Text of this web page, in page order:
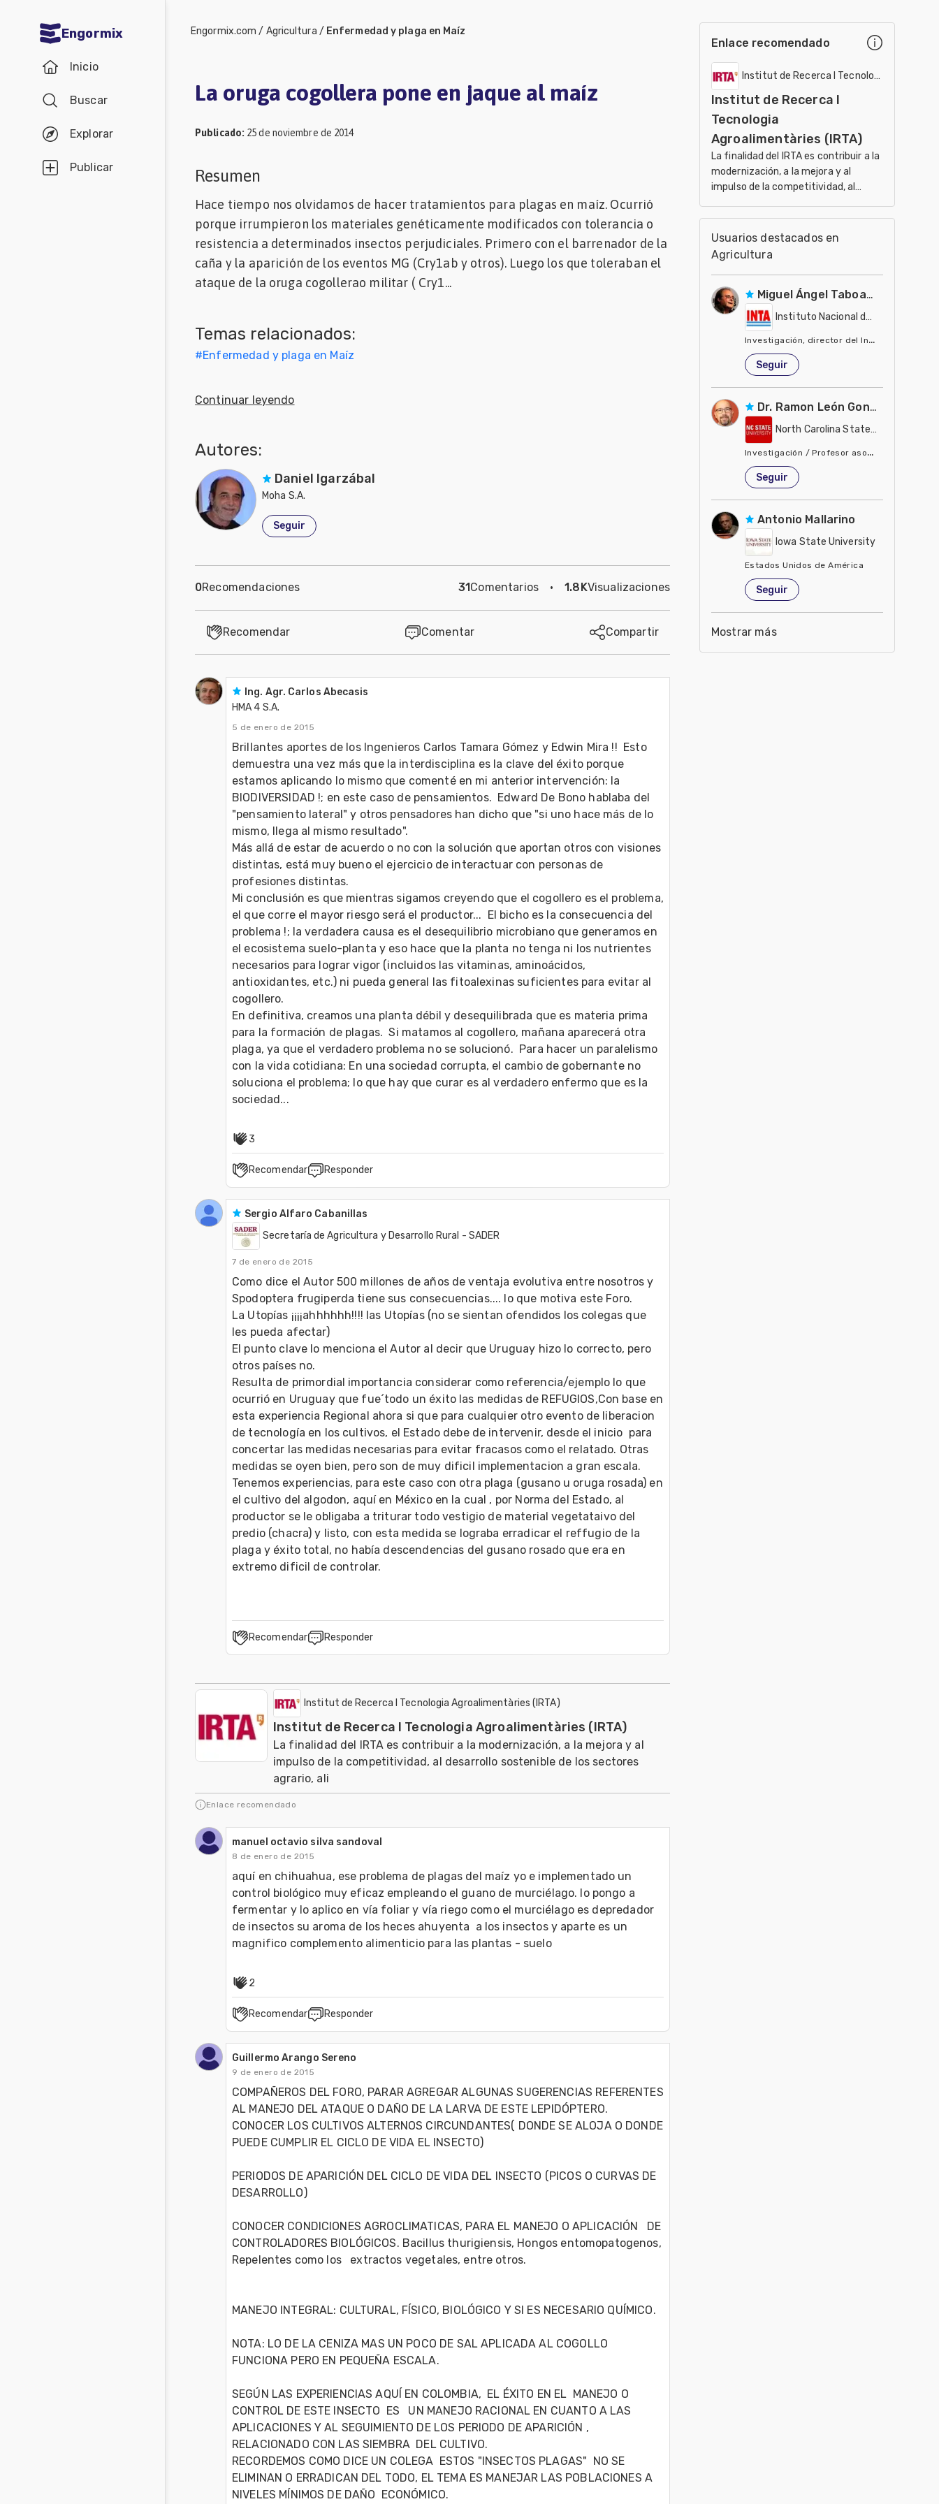
Engormix
Inicio
Buscar
Explorar
Publicar
Agricultura
Balanceados
Avicultura
Ganadería
Micotoxinas
Mascotas
Engormix.com / Agricultura / Enfermedad y plaga en Maíz
La oruga cogollera pone en jaque al maíz
Publicado: 25 de noviembre de 2014
Resumen
Hace tiempo nos olvidamos de hacer tratamientos para plagas en maíz. Ocurrió
porque irrumpieron los materiales genéticamente modificados con tolerancia o
resistencia a determinados insectos perjudiciales. Primero con el barrenador de la
caña y la aparición de los eventos MG (Cry1ab y otros). Luego los que toleraban el
ataque de la oruga cogollerao militar ( Cry1...
Temas relacionados:
#Enfermedad y plaga en Maíz
Continuar leyendo
Autores:
Daniel Igarzábal
Moha S.A.
Seguir
0Recomendaciones 31 Comentarios · 1.8KVisualizaciones
Recomendar Comentar Compartir
Ing. Agr. Carlos Abecasis
HMA 4 S.A.
5 de enero de 2015
Brillantes aportes de los Ingenieros Carlos Tamara Gómez y Edwin Mira !!  Esto
demuestra una vez más que la interdisciplina es la clave del éxito porque
estamos aplicando lo mismo que comenté en mi anterior intervención: la
BIODIVERSIDAD !; en este caso de pensamientos.  Edward De Bono hablaba del
"pensamiento lateral" y otros pensadores han dicho que "si uno hace más de lo
mismo, llega al mismo resultado".
Más allá de estar de acuerdo o no con la solución que aportan otros con visiones
distintas, está muy bueno el ejercicio de interactuar con personas de
profesiones distintas.
Mi conclusión es que mientras sigamos creyendo que el cogollero es el problema,
el que corre el mayor riesgo será el productor...  El bicho es la consecuencia del
problema !; la verdadera causa es el desequilibrio microbiano que generamos en
el ecosistema suelo-planta y eso hace que la planta no tenga ni los nutrientes
necesarios para lograr vigor (incluidos las vitaminas, aminoácidos,
antioxidantes, etc.) ni pueda general las fitoalexinas suficientes para evitar al
cogollero.
En definitiva, creamos una planta débil y desequilibrada que es materia prima
para la formación de plagas.  Si matamos al cogollero, mañana aparecerá otra
plaga, ya que el verdadero problema no se solucionó.  Para hacer un paralelismo
con la vida cotidiana: En una sociedad corrupta, el cambio de gobernante no
soluciona el problema; lo que hay que curar es al verdadero enfermo que es la
sociedad...
3
Recomendar Responder
Sergio Alfaro Cabanillas
Secretaría de Agricultura y Desarrollo Rural - SADER
7 de enero de 2015
Como dice el Autor 500 millones de años de ventaja evolutiva entre nosotros y
Spodoptera frugiperda tiene sus consecuencias.... lo que motiva este Foro.
La Utopías ¡¡¡¡ahhhhhh!!!! las Utopías (no se sientan ofendidos los colegas que
les pueda afectar)
El punto clave lo menciona el Autor al decir que Uruguay hizo lo correcto, pero
otros países no.
Resulta de primordial importancia considerar como referencia/ejemplo lo que
ocurrió en Uruguay que fue´todo un éxito las medidas de REFUGIOS,Con base en
esta experiencia Regional ahora si que para cualquier otro evento de liberacion
de tecnología en los cultivos, el Estado debe de intervenir, desde el inicio  para
concertar las medidas necesarias para evitar fracasos como el relatado. Otras
medidas se oyen bien, pero son de muy dificil implementacion a gran escala.
Tenemos experiencias, para este caso con otra plaga (gusano u oruga rosada) en
el cultivo del algodon, aquí en México en la cual , por Norma del Estado, al
productor se le obligaba a triturar todo vestigio de material vegetataivo del
predio (chacra) y listo, con esta medida se lograba erradicar el reffugio de la
plaga y éxito total, no había descendencias del gusano rosado que era en
Recomendar Responder
Institut de Recerca I Tecnologia Agroalimentàries (IRTA)
Institut de Recerca I Tecnologia Agroalimentàries (IRTA)
La finalidad del IRTA es contribuir a la modernización, a la mejora y al
impulso de la competitividad, al desarrollo sostenible de los sectores
agrario, ali
Enlace recomendado
manuel octavio silva sandoval
8 de enero de 2015
aquí en chihuahua, ese problema de plagas del maíz yo e implementado un
control biológico muy eficaz empleando el guano de murciélago. lo pongo a
fermentar y lo aplico en vía foliar y vía riego como el murciélago es depredador
de insectos su aroma de los heces ahuyenta  a los insectos y aparte es un
magnifico complemento alimenticio para las plantas - suelo
2
Recomendar Responder
Guillermo Arango Sereno
9 de enero de 2015
COMPAÑEROS DEL FORO, PARAR AGREGAR ALGUNAS SUGERENCIAS REFERENTES
AL MANEJO DEL ATAQUE O DAÑO DE LA LARVA DE ESTE LEPIDÓPTERO.
CONOCER LOS CULTIVOS ALTERNOS CIRCUNDANTES( DONDE SE ALOJA O DONDE
PUEDE CUMPLIR EL CICLO DE VIDA EL INSECTO)
PERIODOS DE APARICIÓN DEL CICLO DE VIDA DEL INSECTO (PICOS O CURVAS DE
DESARROLLO)
CONOCER CONDICIONES AGROCLIMATICAS, PARA EL MANEJO O APLICACIÓN   DE
CONTROLADORES BIOLÓGICOS. Bacillus thurigiensis, Hongos entomopatogenos,
Repelentes como los   extractos vegetales, entre otros.
MANEJO INTEGRAL: CULTURAL, FÍSICO, BIOLÓGICO Y SI ES NECESARIO QUÍMICO.
NOTA: LO DE LA CENIZA MAS UN POCO DE SAL APLICADA AL COGOLLO
FUNCIONA PERO EN PEQUEÑA ESCALA.
SEGÚN LAS EXPERIENCIAS AQUÍ EN COLOMBIA,  EL ÉXITO EN EL  MANEJO O
CONTROL DE ESTE INSECTO  ES   UN MANEJO RACIONAL EN CUANTO A LAS
APLICACIONES Y AL SEGUIMIENTO DE LOS PERIODO DE APARICIÓN ,
RELACIONADO CON LAS SIEMBRA  DEL CULTIVO.
RECORDEMOS COMO DICE UN COLEGA  ESTOS "INSECTOS PLAGAS"  NO SE
ELIMINAN O ERRADICAN DEL TODO, EL TEMA ES MANEJAR LAS POBLACIONES A
NIVELES MÍNIMOS DE DAÑO  ECONÓMICO.
Enlace recomendado
Institut de Recerca I Tecnologia
Institut de Recerca I
Tecnologia
Agroalimentàries (IRTA)
La finalidad del IRTA es contribuir a la
modernización, a la mejora y al
impulso de la competitividad, al
agrario, ali
Usuarios destacados en
Agricultura
Miguel Ángel Taboada
Instituto Nacional de Tecnología
Investigación, director del Instituto de
Estados Unidos de América
Seguir
Dr. Ramon León González
North Carolina State University -
Investigación / Profesor asociado, biología y
Estados Unidos de América
Seguir
Antonio Mallarino
Iowa State University
Estados Unidos de América
Seguir
Mostrar más